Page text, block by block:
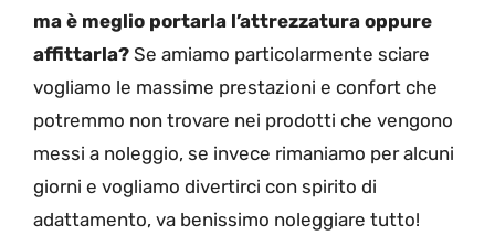
ma è meglio portarla l’attrezzatura oppure
affittarla? Se amiamo particolarmente sciare
vogliamo le massime prestazioni e confort che
potremmo non trovare nei prodotti che vengono
messi a noleggio, se invece rimaniamo per alcuni
giorni e vogliamo divertirci con spirito di
adattamento, va benissimo noleggiare tutto!